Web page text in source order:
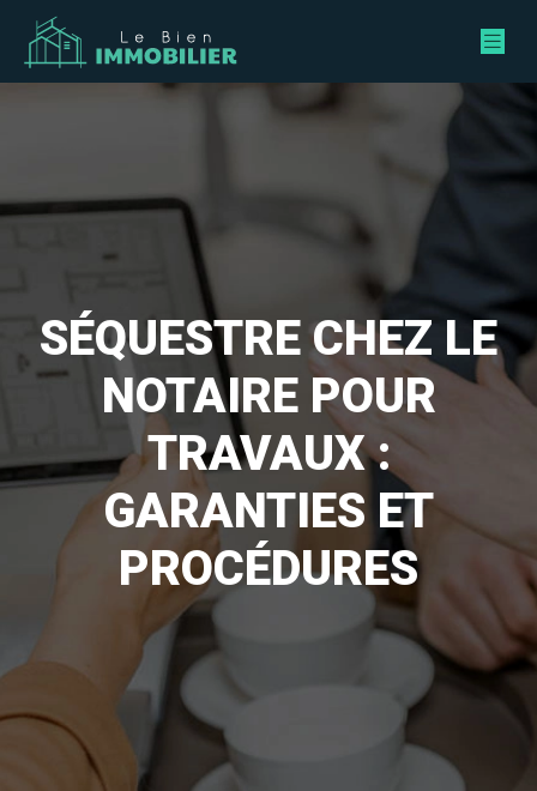
SÉQUESTRE CHEZ LE
NOTAIRE POUR
TRAVAUX :
GARANTIES ET
PROCÉDURES